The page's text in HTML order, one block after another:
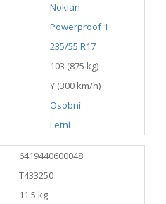
Nokian
Powerproof 1
235/55 R17
103 (875 kg)
Y (300 km/h)
Osobní
Letní
6419440600048
T433250
11.5 kg